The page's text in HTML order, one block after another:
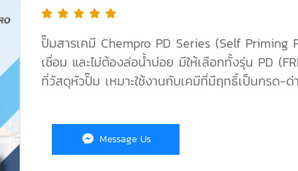
ปั๊มสารเคมี Chempro PD Series (Self Priming
เชื่อม และไม่ต้องล่อน้ำบ่อย มีให้เลือกทั้งรุ่น PD
ที่วัสดุหัวปั๊ม เหมาะใช้งานกับเคมีที่มีฤทธิ์เป็นกรด-ด่
Message Us